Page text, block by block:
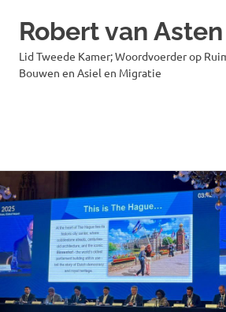
naar
de
inhoud
Robert van Asten
Lid Tweede Kamer; Woordvoerder op
Bouwen en Asiel en Migratie